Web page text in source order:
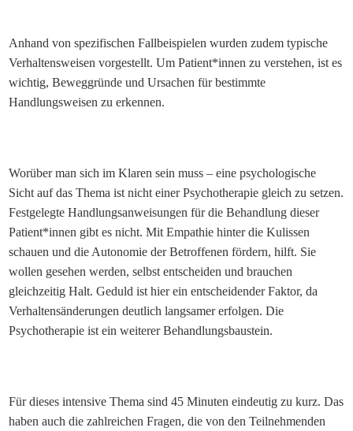
Anhand von spezifischen Fallbeispielen wurden zudem typische
Verhaltensweisen vorgestellt. Um Patient*innen zu verstehen, ist es
wichtig, Beweggründe und Ursachen für bestimmte
Handlungsweisen zu erkennen.
Worüber man sich im Klaren sein muss – eine psychologische
Sicht auf das Thema ist nicht einer Psychotherapie gleich zu setzen.
Festgelegte Handlungsanweisungen für die Behandlung dieser
Patient*innen gibt es nicht. Mit Empathie hinter die Kulissen
schauen und die Autonomie der Betroffenen fördern, hilft. Sie
wollen gesehen werden, selbst entscheiden und brauchen
gleichzeitig Halt. Geduld ist hier ein entscheidender Faktor, da
Verhaltensänderungen deutlich langsamer erfolgen. Die
Psychotherapie ist ein weiterer Behandlungsbaustein.
Für dieses intensive Thema sind 45 Minuten eindeutig zu kurz. Das
haben auch die zahlreichen Fragen, die von den Teilnehmenden